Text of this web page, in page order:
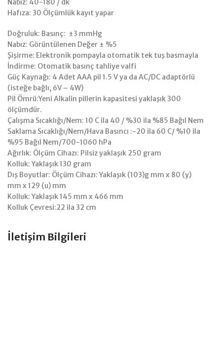
Nabız: 40-180 / dk
Hafıza: 30 Ölçümlük kayıt yapar
Doğruluk: Basınç: ±3 mmHg
Nabız: Görüntülenen Değer ± %5
Şişirme: Elektronik pompayla otomatik tek tuş basmayla
İndirme: Otomatik basınç tahliye valfi
Güç Kaynağı: 4 Adet AAA pil 1.5 V ya da AC/DC adaptörlü
(isteğe bağlı, 6V – 4W)
Pil Ömrü:Yeni Alkalin pillerin kapasitesi yaklaşık 300
ölçümdür.
Çalışma Sıcaklığı/Nem: 10 C ila 40 / %30 ila %85 Bağıl Nem
Saklama Sıcaklığı/Nem/Hava Basıncı :-20 ila 60 C/ %10 ila
%95 Bağıl Nem/700-1060 hPa
Ağırlık: Ölçüm Cihazı: Pilsiz yaklaşık 250 gram
Kolluk: Yaklaşık 130 gram
Dış Boyutlar: Ölçüm Cihazı: Yaklaşık (103)g mm x 80 (y)
mm x 129 (u) mm
Kolluk: Yaklaşık 145 mm x 466 mm
Kolluk Çevresi:22 ila 32 cm
İletişim Bilgileri